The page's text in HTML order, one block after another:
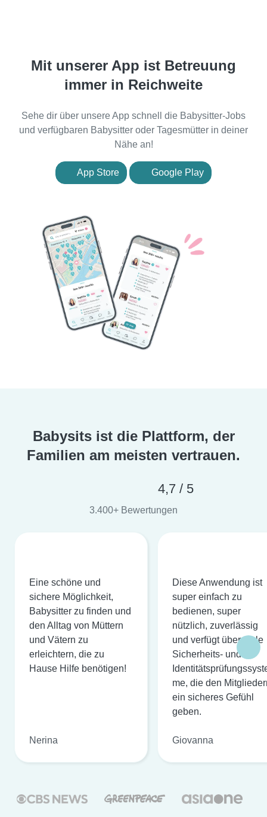
Mit unserer App ist Betreuung
immer in Reichweite
Sehe dir über unsere App schnell die Babysitter-Jobs
und verfügbaren Babysitter oder Tagesmütter in deiner
Nähe an!
App Store Google Play
Babysits ist die Plattform, der
Familien am meisten vertrauen.
4,7 / 5
3.400+ Bewertungen
Eine schöne und
sichere Möglichkeit,
Babysitter zu finden und
den Alltag von Müttern
und Vätern zu
erleichtern, die zu
Hause Hilfe benötigen!
Nerina
Diese Anwendung ist
super einfach zu
bedienen, super
nützlich, zuverlässig
und verfügt über viele
Sicherheits- und
me, die den
ein sicheres Gefühl
geben.
Giovanna